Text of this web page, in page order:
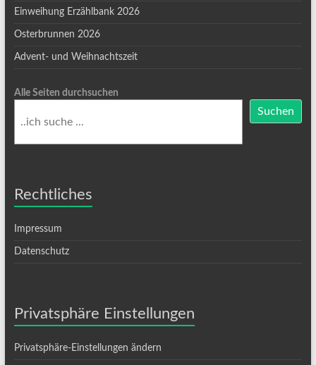
Einweihung Erzählbank 2026
Osterbrunnen 2026
Advent- und Weihnachtszeit
Alle Seiten durchsuchen
Suchen
Rechtliches
Impressum
Datenschutz
Privatsphäre Einstellungen
Privatsphäre-Einstellungen ändern